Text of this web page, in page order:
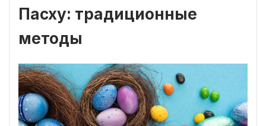
Пасху: традиционные
методы